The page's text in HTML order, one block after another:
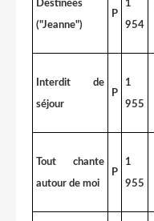
Destinées
("Jeanne")
P
1
954
Interdit de
séjour
P
1
955
Tout chante
autour de moi
P
1
955